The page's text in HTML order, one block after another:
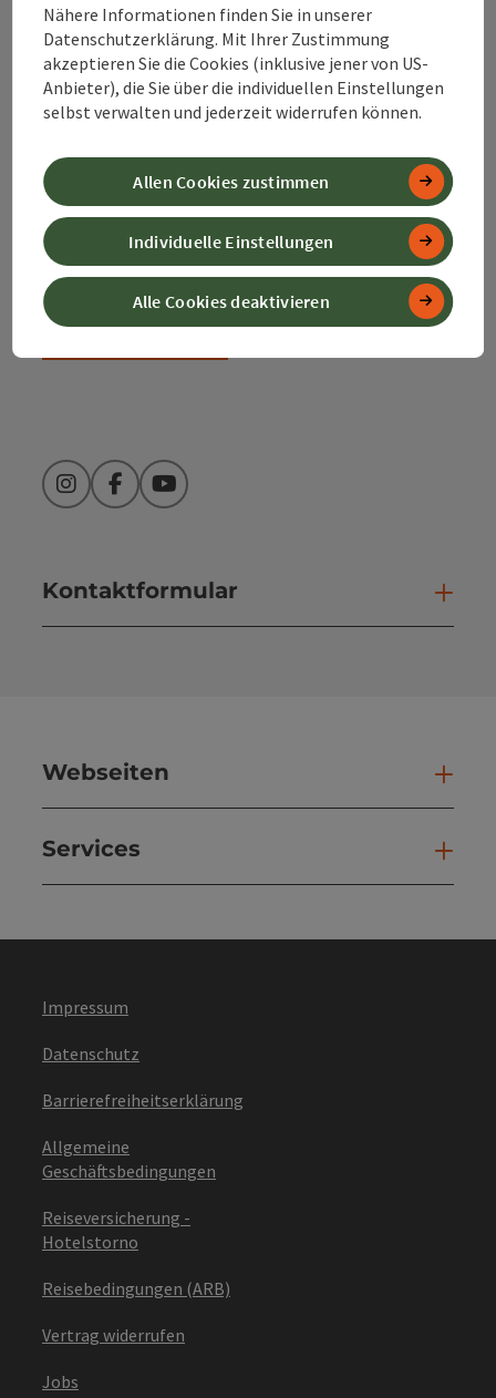
Kontakt
Bahnhofstraße 2
4580 Windischgarsten
+43 50 360 360 360
InstagramFacebookYouTube
Kontaktformular
Webseiten
Services
Impressum
Datenschutz
Barrierefreiheitserklärung
Allgemeine
Geschäftsbedingungen
Reiseversicherung -
Hotelstorno
Reisebedingungen (ARB)
Vertrag widerrufen
Jobs
Nähere Informationen finden Sie in unserer
Datenschutzerklärung. Mit Ihrer Zustimmung
akzeptieren Sie die Cookies (inklusive jener von US-
Anbieter), die Sie über die individuellen Einstellungen
selbst verwalten und jederzeit widerrufen können.
Alle Cookies deaktivieren
Individuelle Einstellungen
Allen Cookies zustimmen